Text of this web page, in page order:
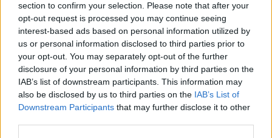
section to confirm your selection. Please note that after your
opt-out request is processed you may continue seeing
interest-based ads based on personal information utilized by
us or personal information disclosed to third parties prior to
your opt-out. You may separately opt-out of the further
disclosure of your personal information by third parties on the
IAB’s list of downstream participants. This information may
also be disclosed by us to third parties on the IAB’s List of
Downstream Participants that may further disclose it to other
Ηράκλειο: Ποια θέματα περιλαμβάνει η εβδομαδιαία
ανασκόπηση του Δημάρχου
09:41
Γερμανία: Νέα έρευνα για την άμυνα απέναντι στα drones
09:35
Γαμήλιος τουρισμός: Στην Κρήτη από όλες τις ηπείρους,
για τον γάμο των ονείρων τους!